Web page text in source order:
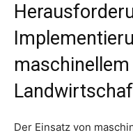
Der Einsatz von